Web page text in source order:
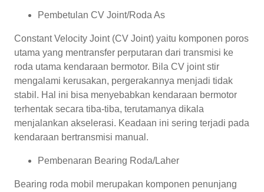
Pembetulan CV Joint/Roda As
Constant Velocity Joint (CV Joint) yaitu komponen poros
utama yang mentransfer perputaran dari transmisi ke
roda utama kendaraan bermotor. Bila CV joint stir
mengalami kerusakan, pergerakannya menjadi tidak
stabil. Hal ini bisa menyebabkan kendaraan bermotor
terhentak secara tiba-tiba, terutamanya dikala
menjalankan akselerasi. Keadaan ini sering terjadi pada
kendaraan bertransmisi manual.
Pembenaran Bearing Roda/Laher
Bearing roda mobil merupakan komponen penunjang